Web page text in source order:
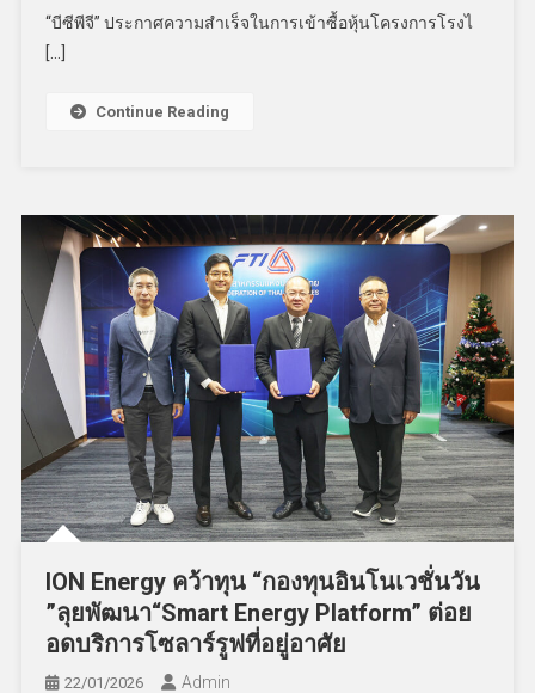
“บีซีพีจี” ประกาศความสำเร็จในการเข้าซื้อหุ้นโครงการโรงไ
[…]
Continue Reading
ION Energy คว้าทุน “กองทุนอินโนเวชั่นวัน
”ลุยพัฒนา“Smart Energy Platform” ต่อย
อดบริการโซลาร์รูฟที่อยู่อาศัย
22/01/2026 Admin